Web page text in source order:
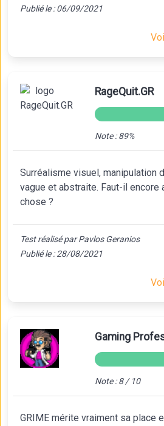
Publié le : 06/09/2021
RageQuit.GR
Note : 89%
Surréalisme visuel, manipulation
vague et abstraite. Faut-il encore
chose ?
Test réalisé par Pavlos Geranios
Publié le : 28/08/2021
Gaming
Note : 8 / 10
GRIME mérite vraiment sa place